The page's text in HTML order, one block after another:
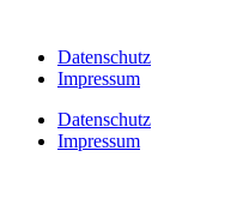
Datenschutz
Impressum
Datenschutz
Impressum